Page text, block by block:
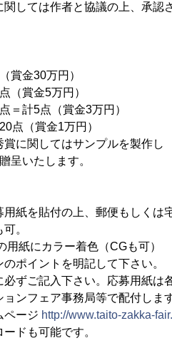
ては作者と協議の上、承認さ
金30万円）
賞金5万円）
計5点（賞金3万円）
（賞金1万円）
関してはサンプルを製作し
たします。
用紙を貼付の上、郵便もしくは
。
用紙にカラー着色（CGも可）
ントを明記して下さい。
必ずご記入下さい。応募用紙は
ア事務局等で配付します
ジ http://www.taito-zakka-
可能です。